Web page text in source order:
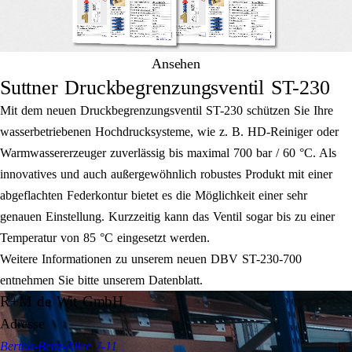
Ansehen
Suttner Druckbegrenzungsventil ST-230
Mit dem neuen Druckbegrenzungsventil ST-230 schützen Sie Ihre
wasserbetriebenen Hochdrucksysteme, wie z. B. HD-Reiniger oder
Warmwassererzeuger zuverlässig bis maximal 700 bar / 60 °C. Als
innovatives und auch außergewöhnlich robustes Produkt mit einer
abgeflachten Federkontur bietet es die Möglichkeit einer sehr
genauen Einstellung. Kurzzeitig kann das Ventil sogar bis zu einer
Temperatur von 85 °C eingesetzt werden.
Weitere Informationen zu unserem neuen DBV ST-230-700
entnehmen Sie bitte unserem Datenblatt.
R+M de Wit GmbH
Adresse
Bertha-Benz-Allee 7-11